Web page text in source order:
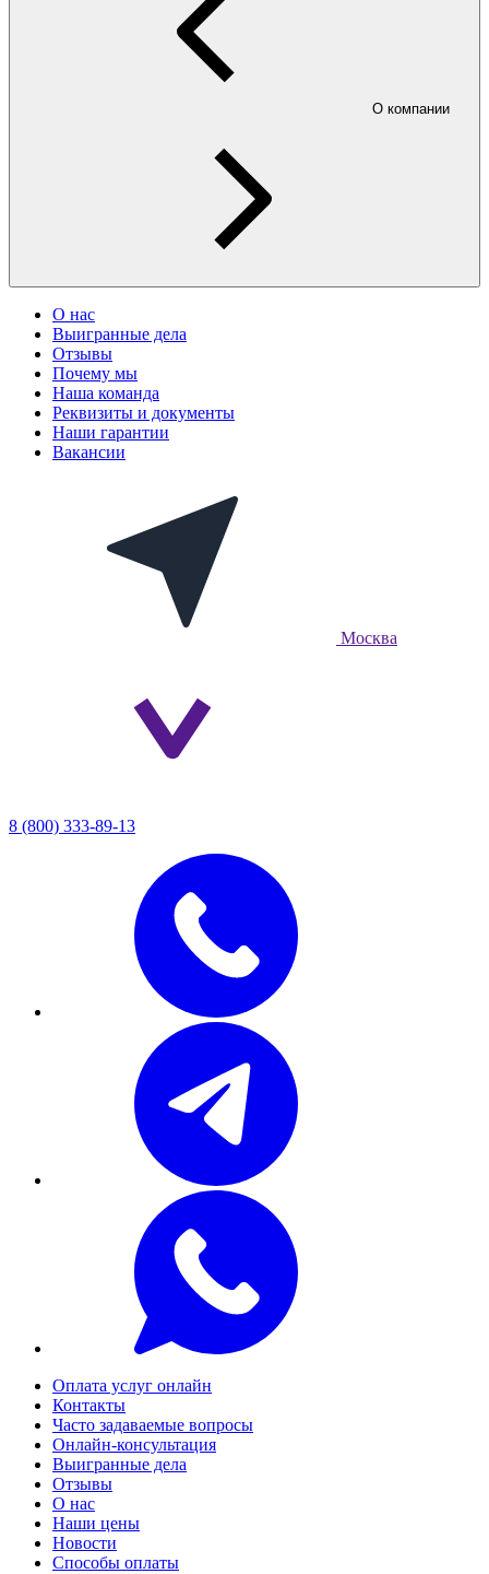
О компании
О нас
Выигранные дела
Отзывы
Почему мы
Наша команда
Реквизиты и документы
Наши гарантии
Вакансии
Москва
8 (800) 333-89-13
Оплата услуг онлайн
Контакты
Часто задаваемые вопросы
Онлайн-консультация
Выигранные дела
Отзывы
О нас
Наши цены
Новости
Способы оплаты